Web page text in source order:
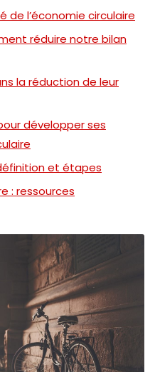
de l’économie circulaire
réduire notre bilan
la réduction de leur
développer ses
et étapes
: ressources